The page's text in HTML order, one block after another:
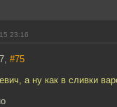
23:16
#75
а ну как в сливки